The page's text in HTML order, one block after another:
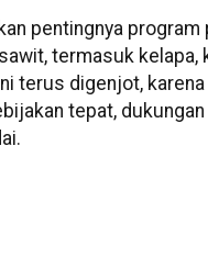
pentingnya program
termasuk kelapa,
terus digenjot,
tepat,